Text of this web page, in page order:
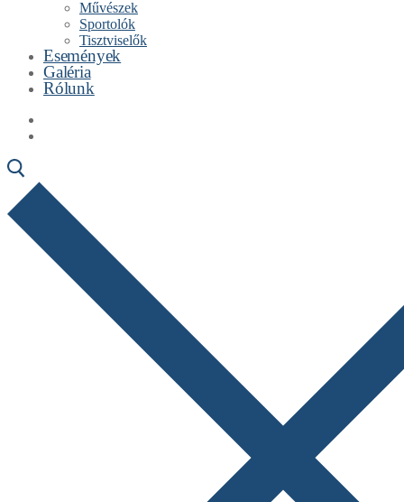
Művészek
Sportolók
Tisztviselők
Események
Galéria
Rólunk